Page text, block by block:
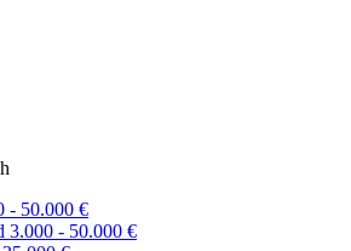
- 50.000 €
3.000 - 50.000 €